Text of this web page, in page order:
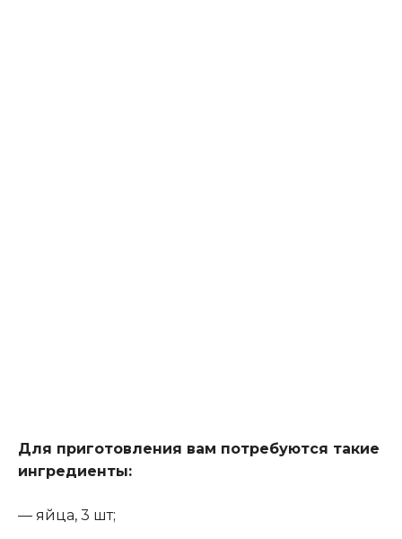
Для приготовления вам потребуются такие
ингредиенты:
— яйца, 3 шт;